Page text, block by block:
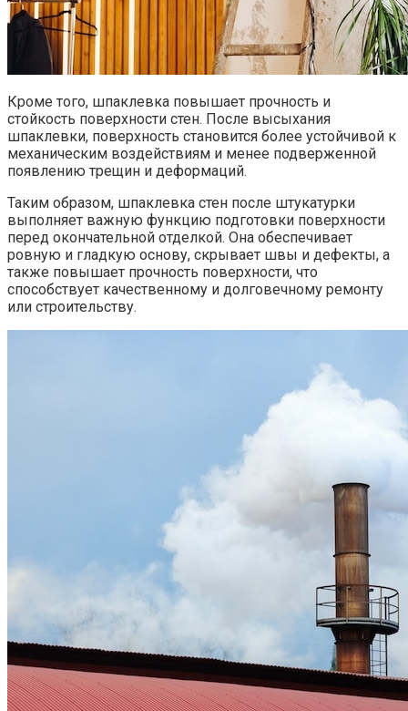
Кроме того, шпаклевка повышает прочность и
стойкость поверхности стен.​ После высыхания
шпаклевки, поверхность становится более устойчивой к
механическим воздействиям и менее подверженной
появлению трещин и деформаций.​
Таким образом, шпаклевка стен после штукатурки
выполняет важную функцию подготовки поверхности
перед окончательной отделкой.​ Она обеспечивает
ровную и гладкую основу, скрывает швы и дефекты, а
также повышает прочность поверхности, что
способствует качественному и долговечному ремонту
или строительству.​